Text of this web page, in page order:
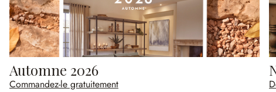
Automne 2026
Commandez-le gratuitement